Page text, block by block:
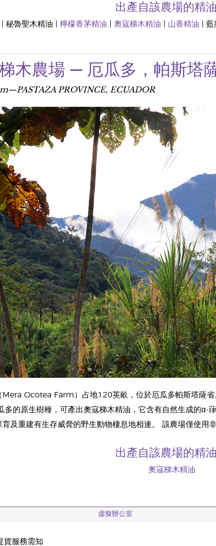
出產自該農場的精油
| 秘魯聖木精油 | 檸檬香茅精油 奧寇梯木精油 山香精油 |
木農場 — 厄瓜多，帕斯塔
PROVINCE, ECUADOR
Mera Ocotea Farm）占地120英畝，位於厄瓜多帕斯塔薩
多的原生樹種，可產出奧寇梯木精油，它含有自然生成的α-
及重建有生存威脅的野生動物棲息地相連。 該農場僅使用
出產自該農場的精油
奧寇梯木精油
虛擬辦公室
貨服務需知